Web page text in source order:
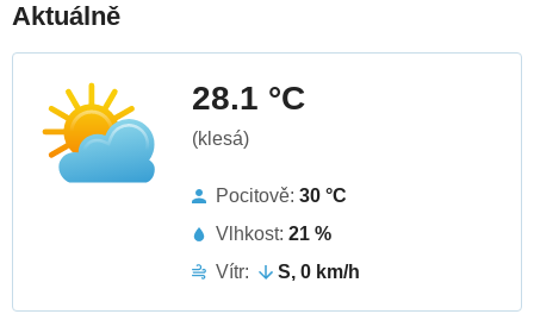
Aktuálně
28.1 °C
(klesá)
Pocitově: 30 °C
Vlhkost: 21 %
Vítr:
S, 0 km/h